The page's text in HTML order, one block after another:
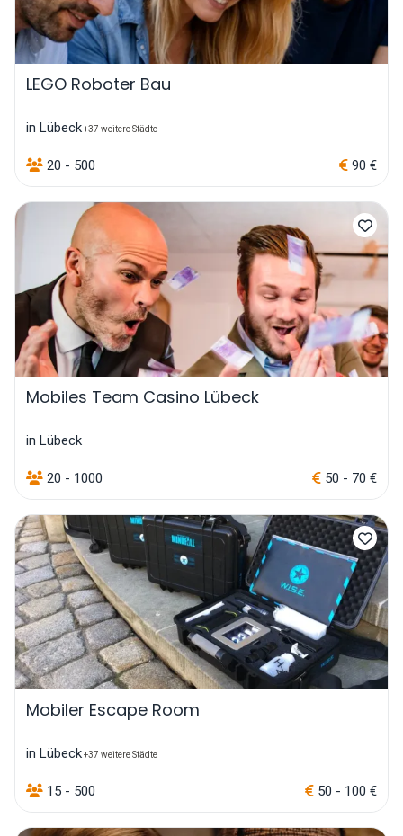
LEGO Roboter Bau
in Lübeck+37 weitere Städte
20 - 500 90 €
Mobiles Team Casino Lübeck
in Lübeck
20 - 1000 50 - 70 €
Mobiler Escape Room
in Lübeck+37 weitere Städte
15 - 500 50 - 100 €